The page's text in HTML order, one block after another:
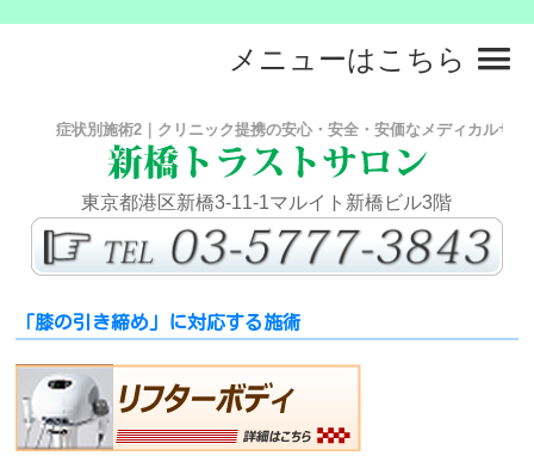
メニューはこちら
症状別施術2｜クリニック提携の安心・安全・安価なメディカルサロ
東京都港区新橋3-11-1マルイト新橋ビル3階
「膝の引き締め」に対応する施術